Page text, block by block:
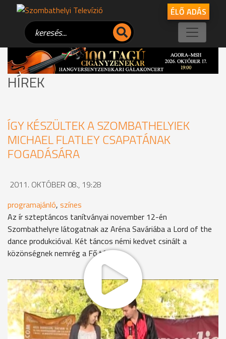
ÉLŐ ADÁS
HÍREK
ÍGY KÉSZÜLTEK A SZOMBATHELYIEK
MICHAEL FLATLEY CSAPATÁNAK
FOGADÁSÁRA
2011. OKTÓBER 08., 19:28
programajánló, színes
Az ír szteptáncos tanítványai november 12-én
Szombathelyre látogatnak az Aréna Saváriába a Lord of the
dance produkcióval. Két táncos némi kedvet csinált a
közönségnek nemrég a Fő téren.
A Lord od the Dance produkcióban a géppuskalábú
táncfenomén legkiemelkedőbb tehetségű tanítványai -
köztük négy magyar - mutatják be az ír mondavilágbéli jó és a
gonosz harcát.